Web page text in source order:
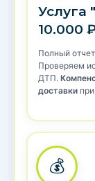
Услуга
10.000
Полный
Проверяем
ДТП.
доставки
💰